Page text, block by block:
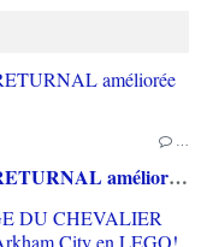
[TEST] SAROS PS5 : Une formule de RETURNAL améliorée et interessante